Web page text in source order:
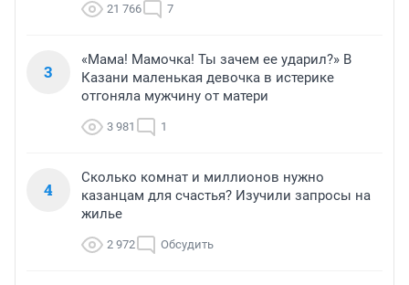
21 766 7
3
«Мама! Мамочка! Ты зачем ее ударил?» В
Казани маленькая девочка в истерике
отгоняла мужчину от матери
3 981 1
4
Сколько комнат и миллионов нужно
казанцам для счастья? Изучили запросы на
жилье
2 972 Обсудить